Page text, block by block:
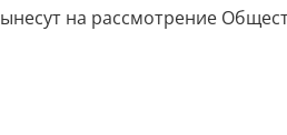
на рассмотрение